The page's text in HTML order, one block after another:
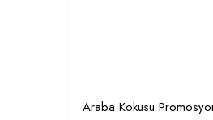
Araba Kokusu